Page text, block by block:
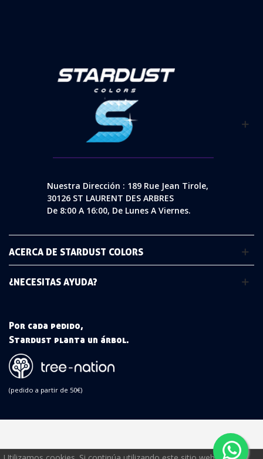
Nuestra Dirección : 189 Rue Jean Tirole,
30126 ST LAURENT DES ARBRES
De 8:00 A 16:00, De Lunes A Viernes.
ACERCA DE STARDUST COLORS
¿NECESITAS AYUDA?
Por cada pedido,
Stardust planta un árbol.
(pedido a partir de 50€)